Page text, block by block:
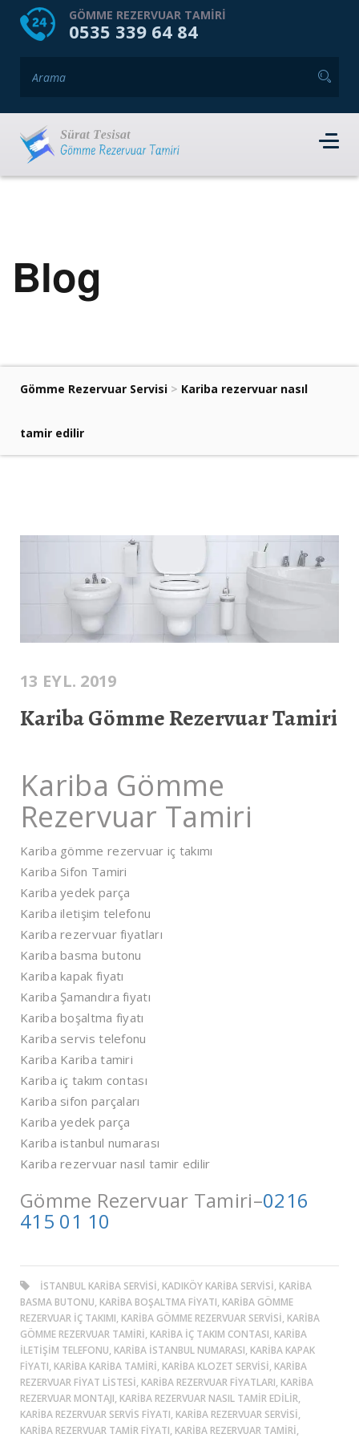
HOME HAKKIMIZDA
GÖMME REZERVUAR TAMIRI
0535 339 64 84
Blog
Gömme Rezervuar Servisi > Kariba rezervuar nasıl
tamir edilir
13 EYL. 2019
Kariba Gömme Rezervuar Tamiri
Kariba Gömme
Rezervuar Tamiri
Kariba gömme rezervuar iç takımı
Kariba Sifon Tamiri
Kariba yedek parça
Kariba iletişim telefonu
Kariba rezervuar fiyatları
Kariba basma butonu
Kariba kapak fiyatı
Kariba Şamandıra fiyatı
Kariba boşaltma fiyatı
Kariba servis telefonu
Kariba Kariba tamiri
Kariba iç takım contası
Kariba sifon parçaları
Kariba yedek parça
Kariba istanbul numarası
Kariba rezervuar nasıl tamir edilir
Gömme Rezervuar Tamiri–0216
415 01 10
ISTANBUL KARIBA SERVISI, KADIKÖY KARIBA SERVISI, KARIBA
BASMA BUTONU, KARIBA BOŞALTMA FIYATI, KARIBA GÖMME
REZERVUAR IÇ TAKIMI, KARIBA GÖMME REZERVUAR SERVISI, KARIBA
GÖMME REZERVUAR TAMIRI, KARIBA IÇ TAKIM CONTASI, KARIBA
ILETIŞIM TELEFONU, KARIBA ISTANBUL NUMARASI, KARIBA KAPAK
FIYATI, KARIBA KARIBA TAMIRI, KARIBA KLOZET SERVISI, KARIBA
REZERVUAR FIYAT LISTESI, KARIBA REZERVUAR FIYATLARI, KARIBA
REZERVUAR MONTAJI, KARIBA REZERVUAR NASIL TAMIR EDILIR,
KARIBA REZERVUAR SERVIS FIYATI, KARIBA REZERVUAR SERVISI,
KARIBA REZERVUAR TAMIR FIYATI, KARIBA REZERVUAR TAMIRI,